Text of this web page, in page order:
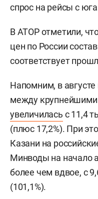
спрос на рейсы с
В АТОР отметили,
цен по России
соответствует
Напомним, в
между
увеличилась с 11,4
(плюс 17,2%). При
Казани на
Минводы на начало
более чем вдвое, с
(101,1%).